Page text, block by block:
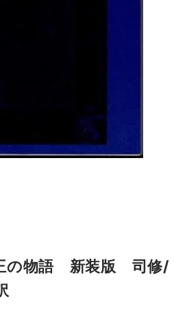
の物語 新装版 司修/